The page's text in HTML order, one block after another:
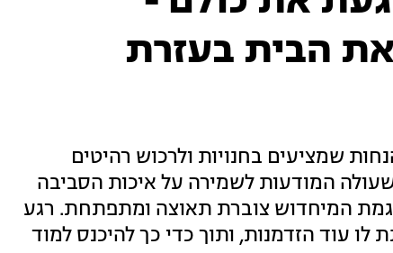
הבית בעזרת
שמציעים בחנויות ולרכוש רהיטים
המודעות לשמירה על איכות הסביבה
המיחדוש צוברת תאוצה ומתפתחת. רגע
עוד הזדמנות, ותוך כדי כך להיכנס למוד